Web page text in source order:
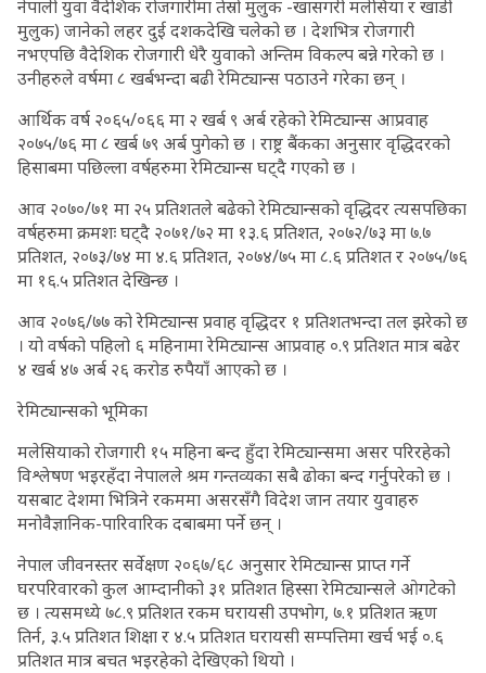
नेपाली युवा वैदेशिक रोजगारीमा तेस्रो मुलुक -खासगरी मलेसिया र खाडी
मुलुक) जानेको लहर दुई दशकदेखि चलेको छ । देशभित्र रोजगारी
नभएपछि वैदेशिक रोजगारी धेरै युवाको अन्तिम विकल्प बन्ने गरेको छ ।
उनीहरुले वर्षमा ८ खर्बभन्दा बढी रेमिट्यान्स पठाउने गरेका छन् ।
आर्थिक वर्ष २०६५/०६६ मा २ खर्ब ९ अर्ब रहेको रेमिट्यान्स आप्रवाह
२०७५/७६ मा ८ खर्ब ७९ अर्ब पुगेको छ । राष्ट्र बैंकका अनुसार वृद्धिदरको
हिसाबमा पछिल्ला वर्षहरुमा रेमिट्यान्स घट्दै गएको छ ।
आव २०७०/७१ मा २५ प्रतिशतले बढेको रेमिट्यान्सको वृद्धिदर त्यसपछिका
वर्षहरुमा क्रमशः घट्दै २०७१/७२ मा १३.६ प्रतिशत, २०७२/७३ मा ७.७
प्रतिशत, २०७३/७४ मा ४.६ प्रतिशत, २०७४/७५ मा ८.६ प्रतिशत र २०७५/७६
मा १६.५ प्रतिशत देखिन्छ ।
आव २०७६/७७ को रेमिट्यान्स प्रवाह वृद्धिदर १ प्रतिशतभन्दा तल झरेको छ
। यो वर्षको पहिलो ६ महिनामा रेमिट्यान्स आप्रवाह ०.९ प्रतिशत मात्र बढेर
४ खर्ब ४७ अर्ब २६ करोड रुपैयाँ आएको छ ।
रेमिट्यान्सको भूमिका
मलेसियाको रोजगारी १५ महिना बन्द हुँदा रेमिट्यान्समा असर परिरहेको
विश्लेषण भइरहँदा नेपालले श्रम गन्तव्यका सबै ढोका बन्द गर्नुपरेको छ ।
यसबाट देशमा भित्रिने रकममा असरसँगै विदेश जान तयार युवाहरु
मनोवैज्ञानिक-पारिवारिक दबाबमा पर्ने छन् ।
नेपाल जीवनस्तर सर्वेक्षण २०६७/६८ अनुसार रेमिट्यान्स प्राप्त गर्ने
घरपरिवारको कुल आम्दानीको ३१ प्रतिशत हिस्सा रेमिट्यान्सले ओगटेको
छ । त्यसमध्ये ७८.९ प्रतिशत रकम घरायसी उपभोग, ७.१ प्रतिशत ऋण
तिर्न, ३.५ प्रतिशत शिक्षा र ४.५ प्रतिशत घरायसी सम्पत्तिमा खर्च भई ०.६
प्रतिशत मात्र बचत भइरहेको देखिएको थियो ।